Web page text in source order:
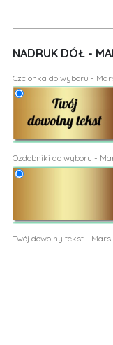
NADRUK DÓŁ -
Czcionka do wyboru -
Ozdobniki do wyboru -
Twój dowolny tekst - Mars